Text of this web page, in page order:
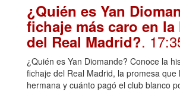
¿Quién es Yan
fichaje más caro en
del Real Madrid?.
¿Quién es Yan Diomande? Conoce la
fichaje del Real Madrid, la promesa que
hermana y cuánto pagó el club blanco